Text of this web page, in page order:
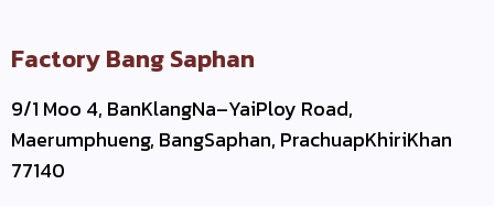
Factory Bang Saphan
9/1 Moo 4, BanKlangNa–YaiPloy Road,
Maerumphueng, BangSaphan, PrachuapKhiriKhan
77140